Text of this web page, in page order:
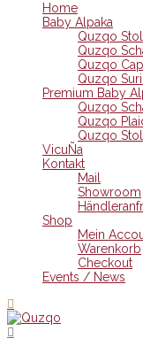
Home
Baby Alpaka
Quzqo
Quzqo
Quzqo
Quzqo
Premium Baby
Quzqo
Quzqo
Quzqo
VicuÑa
Kontakt
Mail
Showroom
Shop
Mein
Warenkorb
Checkout
Events / News